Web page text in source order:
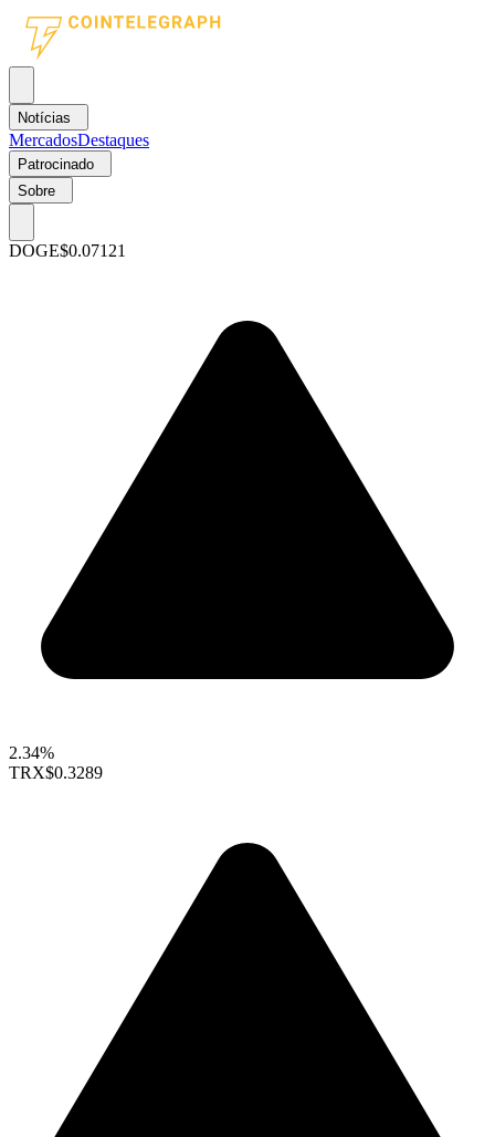
Notícias
MercadosDestaques
Patrocinado
Sobre
DOGE$0.07121
2.34%
TRX$0.3289